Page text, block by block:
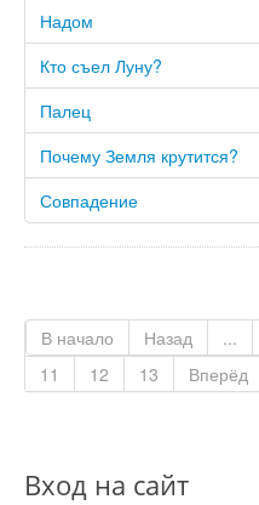
Надом
Кто съел Луну?
Палец
Почему Земля крутится?
Совпадение
В начало Назад ...
11
12 13 Вперёд
Вход на сайт